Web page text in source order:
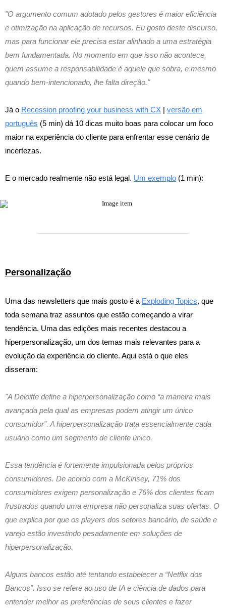
"O argumento comum adotado pelos gestores é maior eficiência
e otimização na aplicação de recursos. Eu gosto deste discurso,
mas para funcionar ele precisa estar alinhado a uma estratégia
bem fundamentada. No momento em que isso não acontece,
quem assume a responsabilidade é aquele que sobra, e mesmo
quando bem-intencionado, lhe falta direção."
Já o Recession proofing your business with CX | versão em
português (5 min) dá 10 dicas muito boas para colocar um foco
maior na experiência do cliente para enfrentar esse cenário de
incertezas.
E o mercado realmente não está legal. Um exemplo (1 min):
Personalização
Uma das newsletters que mais gosto é a Exploding Topics, que
toda semana traz assuntos que estão começando a virar
tendência. Uma das edições mais recentes destacou a
hiperpersonalização, um dos temas mais relevantes para a
evolução da experiência do cliente. Aqui está o que eles
disseram:
"A Deloitte define a hiperpersonalização como “a maneira mais
avançada pela qual as empresas podem atingir um único
consumidor”. A hiperpersonalização trata essencialmente cada
usuário como um segmento de cliente único.
Essa tendência é fortemente impulsionada pelos próprios
consumidores. De acordo com a McKinsey, 71% dos
consumidores exigem personalização e 76% dos clientes ficam
frustrados quando uma empresa não personaliza suas ofertas. O
que explica por que os players dos setores bancário, de saúde e
varejo estão investindo pesadamente em soluções de
hiperpersonalização.
Alguns bancos estão até tentando estabelecer a “Netflix dos
Bancos”. Isso se refere ao uso de IA e ciência de dados para
entender melhor as preferências de seus clientes e fazer